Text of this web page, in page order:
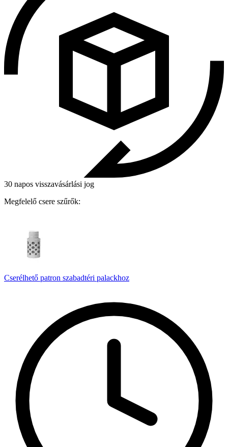
30 napos visszavásárlási jog
Megfelelő csere szűrők:
Cserélhető patron szabadtéri palackhoz